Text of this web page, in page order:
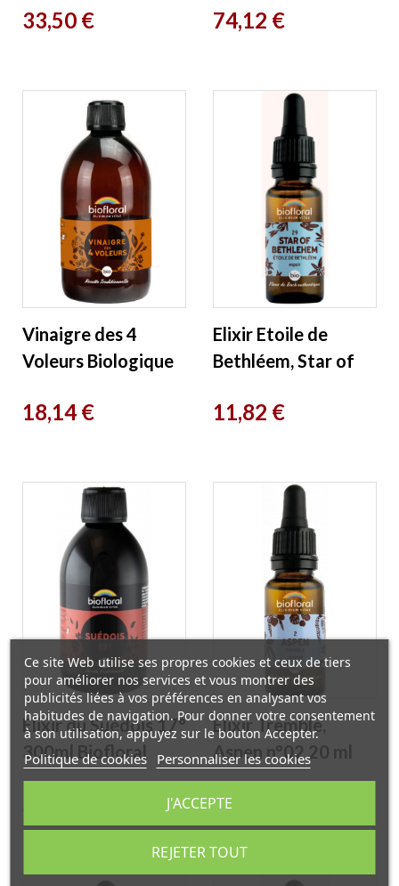
Prix
33,50 € Prix
74,12 €
Vinaigre des 4
Voleurs Biologique
Prix
18,14 €
Elixir Etoile de
Bethléem, Star of
ml Biofloral
Prix
11,82 €
Elixir du Suédois 17°
300ml Biofloral
Elixir Tremble,
Aspen n°02 20 ml
Biofloral
Prix
11,82 €
Ce site Web utilise ses propres cookies et ceux de tiers
pour améliorer nos services et vous montrer des
publicités liées à vos préférences en analysant vos
habitudes de navigation. Pour donner votre consentement
à son utilisation, appuyez sur le bouton Accepter.
Politique de cookies Personnaliser les cookies
REJETER TOUT
J'ACCEPTE